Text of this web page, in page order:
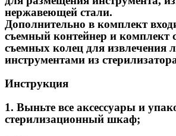
нержавеющей стали.
Дополнительно в комплект
съемный контейнер и комплект
съемных колец для извлечения
инструментами из
Инструкция
1. Выньте все аксессуары и
стерилизационный шкаф;